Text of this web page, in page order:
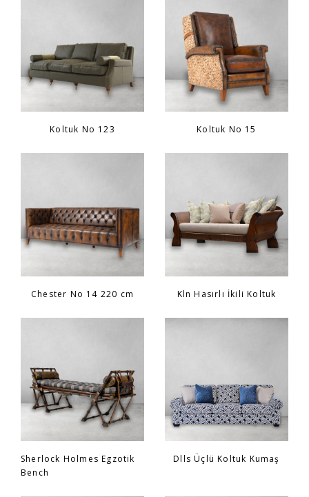
Bar
OFİS
KARL STARLING DERİ ÜRÜNLER
Koltuk No 123 Koltuk No 15
Chester No 14 220 cm Kln Hasırlı İkili Koltuk
Sherlock Holmes Egzotik
Bench
Dlls Üçlü Koltuk Kumaş